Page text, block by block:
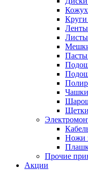
Щетки
Ножи
Прочие
Акции